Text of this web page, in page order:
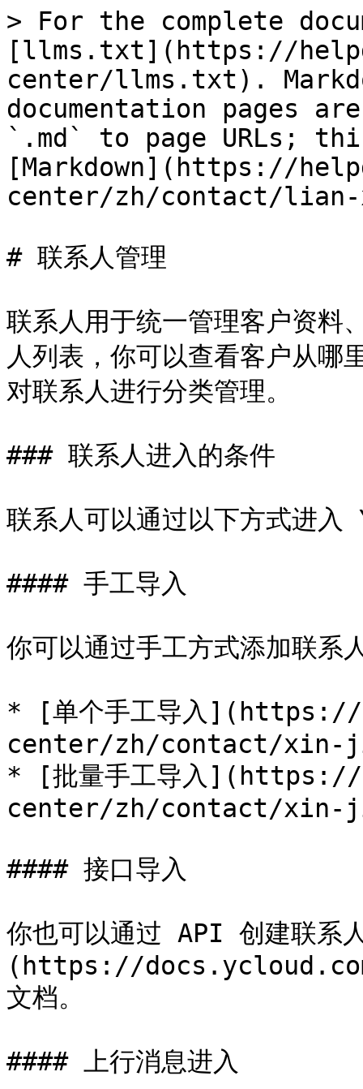
> For the complete
[llms.txt](https://
center/llms.txt).
documentation pages
`.md` to page URLs;
[Markdown](https://
center/zh/contact/
# 联系人管理
联系人用于统一管理客户资料
人列表，你可以查看客户从哪
对联系人进行分类管理。
### 联系人进入的条件
联系人可以通过以下方式进
#### 手工导入
你可以通过手工方式添加联系
* [单个手工导入
center/zh/contact/
* [批量手工导入
center/zh/contact/
#### 接口导入
你也可以通过 API 创建联系
(https://
文档。
#### 上行消息进入